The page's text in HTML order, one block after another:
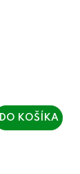
DO KOŠÍKA